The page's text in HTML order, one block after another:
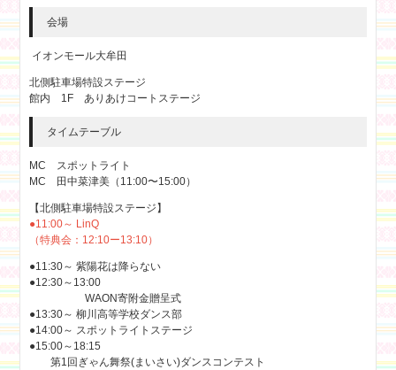
会場
イオンモール大牟田
北側駐車場特設ステージ
館内 1F ありあけコートステージ
タイムテーブル
MC スポットライト
MC 田中菜津美（11:00〜15:00）
【北側駐車場特設ステージ】
●11:00～ LinQ
（特典会：12:10ー13:10）
●11:30～ 紫陽花は降らない
●12:30～13:00
WAON寄附金贈呈式
●13:30～ 柳川高等学校ダンス部
●14:00～ スポットライトステージ
●15:00～18:15
第1回ぎゃん舞祭(まいさい)ダンスコンテスト